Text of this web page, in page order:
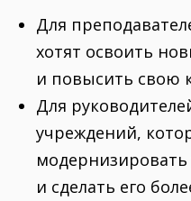
Для
хотят освоить
и повысить свою
Для
учреждений,
и сделать его